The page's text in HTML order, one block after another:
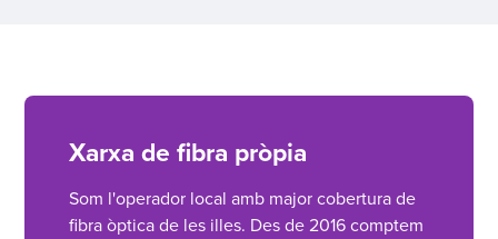
Xarxa de fibra pròpia
Som l'operador local amb major cobertura de
fibra òptica de les illes. Des de 2016 comptem